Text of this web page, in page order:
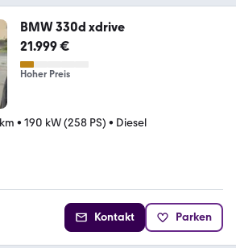
BMW 330d xdrive
21.999 €
Hoher Preis
• 190 kW (258 PS) • Diesel
Kontakt Parken